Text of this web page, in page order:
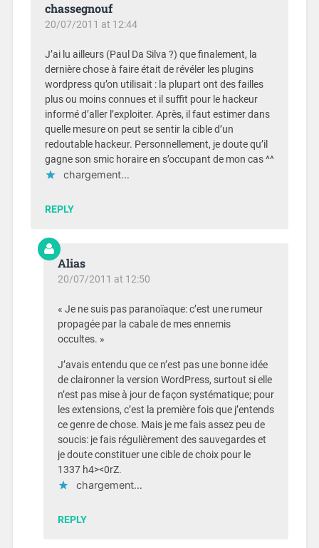
chassegnouf
20/07/2011 at 12:44
J’ai lu ailleurs (Paul Da Silva ?) que finalement, la
dernière chose à faire était de révéler les plugins
wordpress qu’on utilisait : la plupart ont des failles
plus ou moins connues et il suffit pour le hackeur
informé d’aller l’exploiter. Après, il faut estimer dans
quelle mesure on peut se sentir la cible d’un
redoutable hackeur. Personnellement, je doute qu’il
gagne son smic horaire en s’occupant de mon cas ^^
chargement…
REPLY
Alias
20/07/2011 at 12:50
« Je ne suis pas paranoïaque: c’est une rumeur
propagée par la cabale de mes ennemis
occultes. »
J’avais entendu que ce n’est pas une bonne idée
de claironner la version WordPress, surtout si elle
n’est pas mise à jour de façon systématique; pour
les extensions, c’est la première fois que j’entends
ce genre de chose. Mais je me fais assez peu de
soucis: je fais régulièrement des sauvegardes et
je doute constituer une cible de choix pour le
1337 h4><0rZ.
chargement…
REPLY